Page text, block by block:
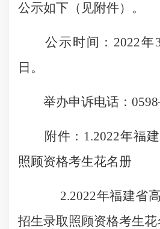
公示如下（见附件）。
公示时间：2022年
日。
举办申诉电话：
附件：1.2022年福建
照顾资格考生花名册
2.2022年福建省高
招生录取照顾资格考生花